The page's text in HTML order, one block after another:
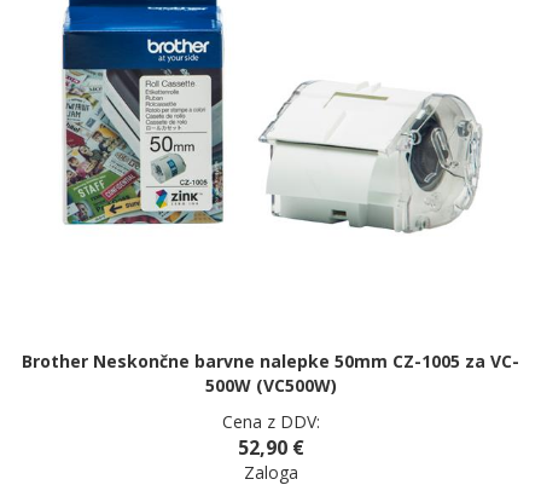
Brother Neskončne barvne nalepke 50mm CZ-1005 za VC-
500W (VC500W)
Cena z DDV:
52,90 €
Zaloga